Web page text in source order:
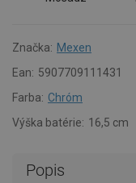
Značka: Mexen
Ean: 5907709111431
Farba: Chróm
Výška batérie: 16,5 cm
Popis